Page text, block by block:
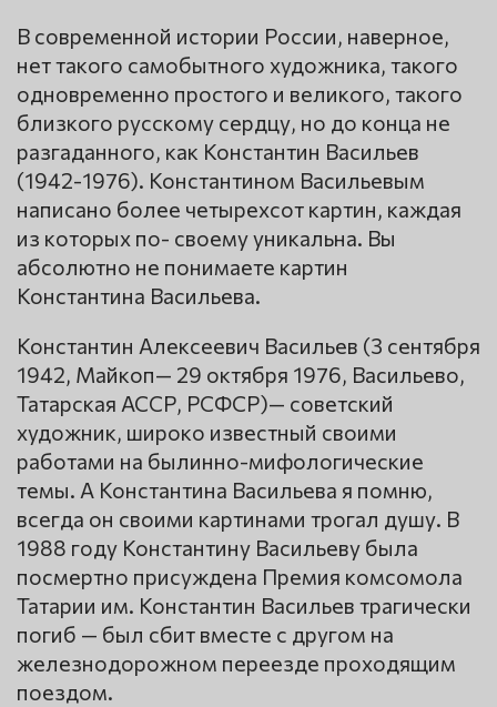
В современной истории России, наверное,
нет такого самобытного художника, такого
одновременно простого и великого, такого
близкого русскому сердцу, но до конца не
разгаданного, как Константин Васильев
(1942-1976). Константином Васильевым
написано более четырехсот картин, каждая
из которых по- своему уникальна. Вы
абсолютно не понимаете картин
Константина Васильева.
Константин Алексеевич Васильев (3 сентября
1942, Майкоп— 29 октября 1976, Васильево,
Татарская АССР, РСФСР)— советский
художник, широко известный своими
работами на былинно-мифологические
темы. А Константина Васильева я помню,
всегда он своими картинами трогал душу. В
1988 году Константину Васильеву была
посмертно присуждена Премия комсомола
Татарии им. Константин Васильев трагически
погиб — был сбит вместе с другом на
железнодорожном переезде проходящим
поездом.